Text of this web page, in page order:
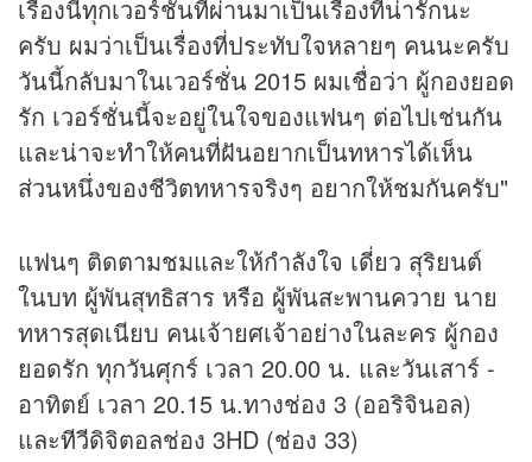
เรื่องนี้ทุกเวอร์ชั่นที่ผ่านมาเป็นเรื่องที่น่ารักนะ
ครับ ผมว่าเป็นเรื่องที่ประทับใจหลายๆ คนนะครับ
วันนี้กลับมาในเวอร์ชั่น 2015 ผมเชื่อว่า ผู้กองยอด
รัก เวอร์ชั่นนี้จะอยู่ในใจของแฟนๆ ต่อไปเช่นกัน
และน่าจะทำให้คนที่ฝันอยากเป็นทหารได้เห็น
ส่วนหนึ่งของชีวิตทหารจริงๆ อยากให้ชมกันครับ"
แฟนๆ ติดตามชมและให้กำลังใจ เดี่ยว สุริยนต์
ในบท ผู้พันสุทธิสาร หรือ ผู้พันสะพานควาย นาย
ทหารสุดเนียบ คนเจ้ายศเจ้าอย่างในละคร ผู้กอง
ยอดรัก ทุกวันศุกร์ เวลา 20.00 น. และวันเสาร์ -
อาทิตย์ เวลา 20.15 น.ทางช่อง 3 (ออริจินอล)
และทีวีดิจิตอลช่อง 3HD (ช่อง 33)